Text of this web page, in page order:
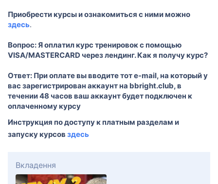
Приобрести курсы и ознакомиться с ними можно
здесь.
Вопрос: Я оплатил курс тренировок с помощью
VISA/MASTERCARD через лендинг. Как я получу курс?
Ответ: При оплате вы вводите тот e-mail, на который у
вас зарегистрирован аккаунт на bbright.club, в
течении 48 часов ваш аккаунт будет подключен к
оплаченному курсу
Инструкция по доступу к платным разделам и
запуску курсов здесь
Вкладення